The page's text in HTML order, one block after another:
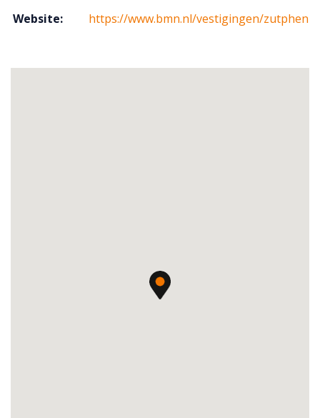
Website:
https://www.bmn.nl/vestigingen/zutphen